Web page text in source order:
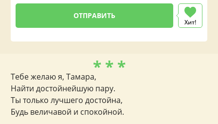
Хит!
* * *
Тебе желаю я, Тамара,
Найти достойнейшую пару.
Ты только лучшего достойна,
Будь величавой и спокойной.